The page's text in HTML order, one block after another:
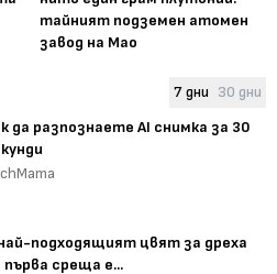
тайният подземен атомен
завод на Мао
7 дни 30 дни
да разпознаете AI снимка за 30
подходящият цвят за дреха
първа среща е...